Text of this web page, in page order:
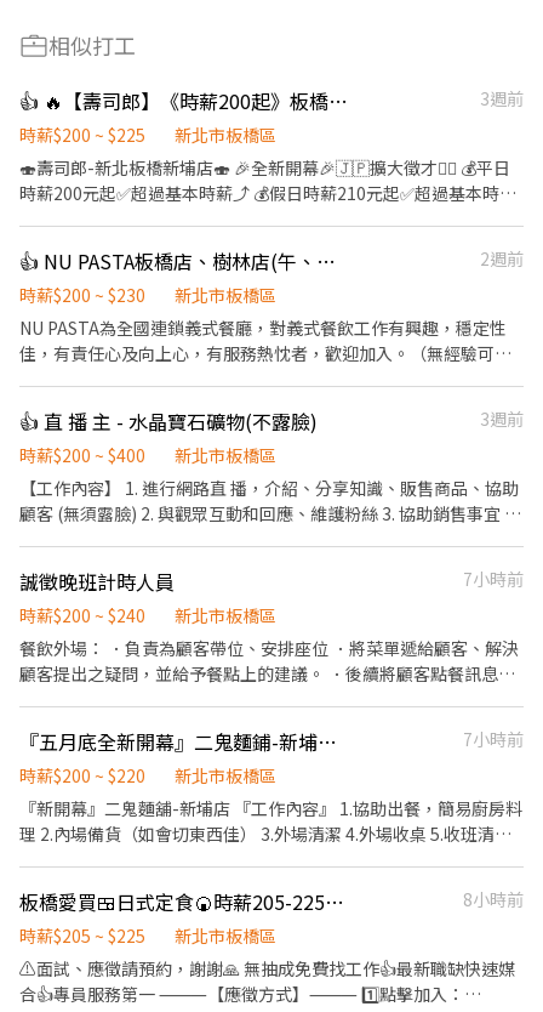
相似打工
👍 🔥【壽司郎】《時薪200起》板橋新埔店-兼職🌟彈性排班🌟假日時薪210$
3週前
時薪$200 ~ $225
新北市板橋區
🍣壽司郎-新北板橋新埔店🍣 🎉全新開幕🎉🇯🇵擴大徵才🙆‍♀️ 💰平日
時薪200元起✅️超過基本時薪⤴️ 💰假日時薪210元起✅️超過基本時薪
可以上手❤️ ⭕招募條件 ✅️良好職前教育訓練，無經驗者也可以加
入！！！ ✅️歡迎開學打工、假日兼職、二度就業、外籍學生、實習
簽約。 ✅️彈性排班：09:00~23:00(請於面試時與店長確認班表) ✅️不
管是平日早班、週末假日班、放學後打烊班皆有職缺，歡迎直接投
備、整理→餐點製作→提供餐點→餐具清洗→環境整理維護......等。
▪洗碗區🫧 餐具清洗、環境整理整頓、環境清洗......等。 ✨️在職教育
優惠！ ▪不定期活動競賽獎金！ ▪一年4次考核及調薪！！！ ▪加
班費5分鐘為單位精準計算！ ▪介紹親朋好友入職，期滿可獲得
3,000～5,000元獎金！ ⭕企業魅力 ▪「以人為本」注重團隊合作及
交流，採納同仁的意見，提升參與感 ▪除學習到日本商業禮儀、衛
控管及數據分析等專業知識 ▪升遷快速且制度完善，依努力及成果
將有升遷加薪的機會 ▪享有完善的福利制度，加班費為5分鐘為單
位計算，重視員工的辛勤付出 ▪計畫拓展全台灣，讓更多人有機會
品嚐美味平價壽司，致力成為頂尖品牌 ⭕基本保障 ①加班費(以5分
鐘為單位計算) ②勞保、健保、意外險 ③每月提撥勞工退休新制6%
④特休／年假按照勞基法規定 ⑤颱風天出勤津貼補助 ⑥員工店內用
餐折扣 ⑦提供員工制服 ⑧任職一年後提供免費健檢 ⭕其它 【實習
相關】 歡迎各大專院校實習生 福利制度完善，提供加班費！ 時薪
制，薪資平日200元/假日210元（高於基本時薪） 【介紹制度】 歡
👍 NU PASTA板橋店、樹林店(午、晚班長期兼職)
2週前
時薪$200 ~ $230
新北市板橋區
NU PASTA為全國連鎖義式餐廳，對義式餐飲工作有興趣，穩定性
佳，有責任心及向上心，有服務熱忱者，歡迎加入。（無經驗可、
144巷2號(近捷運亞東醫院站2號出口250公尺) **樹林北大店：樹林
區佳園路三段168號(時薪196起月結現金) 【工作內容】 1.提供客人
專業、即時的服務，給予客人美好的用餐感受。 2.遵照標準作業流
程，學習內外場各站之工作技能(如：義大利麵、餐點製作、吧檯、
收銀、外場服務等)。 3.學習如何產品介紹、顧客服務、及門市行
全。 【應徵請說明應徵新埔店或亞東店或樹林店，午班或晚班時
段】
👍 直 播 主 - 水晶寶石礦物(不露臉)
3週前
時薪$200 ~ $400
新北市板橋區
【工作內容】 1. 進行網路直 播，介紹、分享知識、販售商品、協助
顧客 (無須露臉) 2. 與觀眾互動和回應、維護粉絲 3. 協助銷售事宜 在
頭工作 ✦ 愛講話健談不怕生 ✦ 喜歡銷售、超級愛介紹商品 ✦ 坐得
住不怕無聊 【工作待遇】 薪資：200~400/小時+獎金（視能力及經
驗調整） 排班：每週排班2-3天 上班時間：依公司安排時間 時間 晚
班：19:00-22:00 【任何職務相關不會在工作平台之外地方回覆】
誠徵晚班計時人員
7小時前
時薪$200 ~ $240
新北市板橋區
餐飲外場： ．負責為顧客帶位、安排座位 ．將菜單遞給顧客、解決
顧客提出之疑問，並給予餐點上的建議。 ．後續將顧客點餐訊息通
『五月底全新開幕』二鬼麵鋪-新埔店 早晚班計時人員
7小時前
時薪$200 ~ $220
新北市板橋區
『新開幕』二鬼麵舖-新埔店 『工作內容』 1.協助出餐，簡易廚房料
理 2.內場備貨（如會切東西佳） 3.外場清潔 4.外場收桌 5.收班清潔
調整至$210 如當月工作時數滿150小時，時薪調整至$220 如果表現
優秀薪水還可以往上調整
板橋愛買🍱日式定食🍘時薪205-225🍙快速報到👍有假日班
8小時前
時薪$205 ~ $225
新北市板橋區
⚠️面試、應徵請預約，謝謝🙏 無抽成免費找工作👍最新職缺快速媒
合👍專員服務第一 ⸻【應徵方式】⸻ 1️⃣點擊加入：